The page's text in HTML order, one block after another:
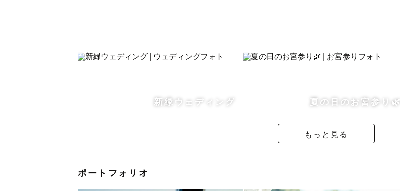
皆様にお会いできることを、楽しみにしております。
新緑ウェディング 夏の日のお宮参り🌿
もっと見る
ポートフォリオ